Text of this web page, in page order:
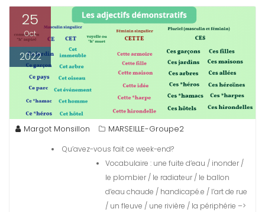
25
Oct
2022
Margot Monsillon MARSEILLE-Groupe2
Qu’avez-vous fait ce week-end?
Vocabulaire : une fuite d’eau / inonder /
le plombier / le radiateur / le ballon
d’eau chaude / handicapé.e / l’art de rue
/ un fleuve / une rivière / la périphérie –>